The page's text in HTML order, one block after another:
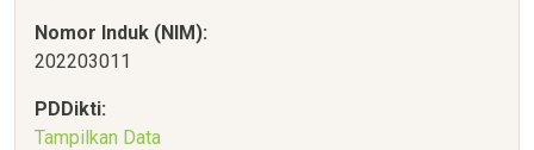
Nomor Induk (NIM):
202203011
PDDikti:
Tampilkan Data